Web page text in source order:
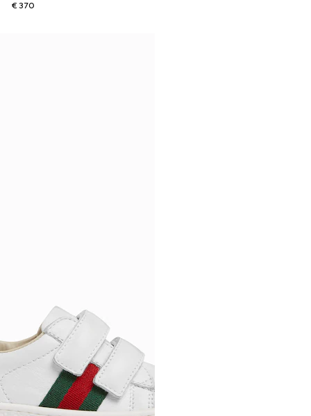
€ 370